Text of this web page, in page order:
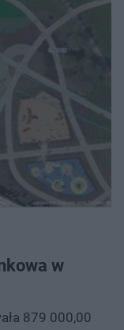
w
879 000,00